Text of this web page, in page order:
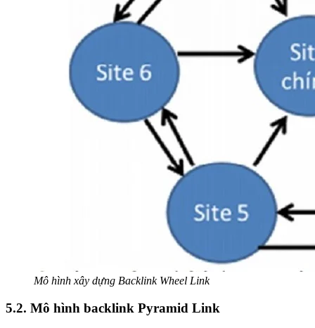
Mô hình xây dựng Backlink Wheel Link
5.2. Mô hình backlink Pyramid Link